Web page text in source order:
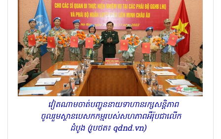
វៀតណាមចាត់បញ្ជូននាយទាហានរក្សសន្តិភាព
ចូលរួមស្ថានបេសកកម្មរបស់សហភាពអឺរ៉ុបជាលើក
ដំបូង (រូបថត៖ qdnd.vn)